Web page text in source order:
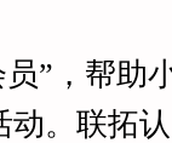
”，帮助
。联拓